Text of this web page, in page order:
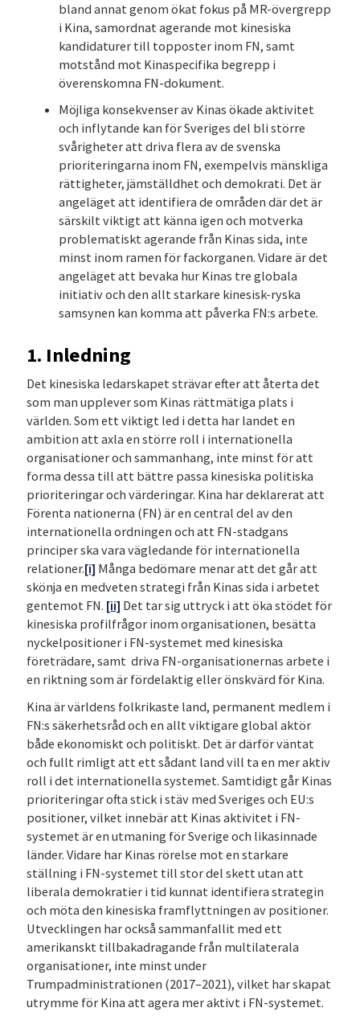
bland annat genom ökat fokus på MR-övergrepp
i Kina, samordnat agerande mot kinesiska
kandidaturer till topposter inom FN, samt
motstånd mot Kinaspecifika begrepp i
överenskomna FN-dokument.
Möjliga konsekvenser av Kinas ökade aktivitet
och inflytande kan för Sveriges del bli större
svårigheter att driva flera av de svenska
prioriteringarna inom FN, exempelvis mänskliga
rättigheter, jämställdhet och demokrati. Det är
angeläget att identifiera de områden där det är
särskilt viktigt att känna igen och motverka
problematiskt agerande från Kinas sida, inte
minst inom ramen för fackorganen. Vidare är det
angeläget att bevaka hur Kinas tre globala
initiativ och den allt starkare kinesisk-ryska
samsynen kan komma att påverka FN:s arbete.
1. Inledning
Det kinesiska ledarskapet strävar efter att återta det
som man upplever som Kinas rättmätiga plats i
världen. Som ett viktigt led i detta har landet en
ambition att axla en större roll i internationella
organisationer och sammanhang, inte minst för att
forma dessa till att bättre passa kinesiska politiska
prioriteringar och värderingar. Kina har deklarerat att
Förenta nationerna (FN) är en central del av den
internationella ordningen och att FN-stadgans
principer ska vara vägledande för internationella
relationer.[i] Många bedömare menar att det går att
skönja en medveten strategi från Kinas sida i arbetet
gentemot FN. [ii] Det tar sig uttryck i att öka stödet för
kinesiska profilfrågor inom organisationen, besätta
nyckelpositioner i FN-systemet med kinesiska
företrädare, samt driva FN-organisationernas arbete i
en riktning som är fördelaktig eller önskvärd för Kina.
Kina är världens folkrikaste land, permanent medlem i
FN:s säkerhetsråd och en allt viktigare global aktör
både ekonomiskt och politiskt. Det är därför väntat
och fullt rimligt att ett sådant land vill ta en mer aktiv
roll i det internationella systemet. Samtidigt går Kinas
prioriteringar ofta stick i stäv med Sveriges och EU:s
positioner, vilket innebär att Kinas aktivitet i FN-
systemet är en utmaning för Sverige och likasinnade
länder. Vidare har Kinas rörelse mot en starkare
ställning i FN-systemet till stor del skett utan att
liberala demokratier i tid kunnat identifiera strategin
och möta den kinesiska framflyttningen av positioner.
Utvecklingen har också sammanfallit med ett
amerikanskt tillbakadragande från multilaterala
organisationer, inte minst under
Trumpadministrationen (2017–2021), vilket har skapat
utrymme för Kina att agera mer aktivt i FN-systemet.